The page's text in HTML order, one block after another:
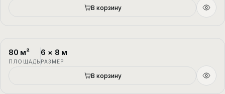
В корзину
П-4
80 м²
ПЛОЩАДЬ
6 × 8 м
РАЗМЕР
В корзину